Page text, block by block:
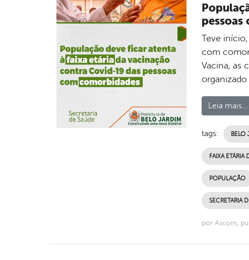
Teve
com
Vacina, as
Leia mais...
tags: BELO
FAIXA ETÁRIA
POPULAÇÃO
SECRETARIA
por Ascom,